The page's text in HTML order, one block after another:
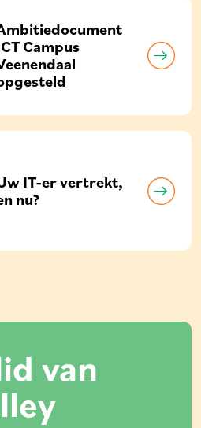
Campus
IT-er vertrekt,
nu?
van